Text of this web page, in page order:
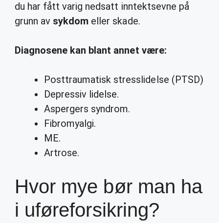
du har fått varig nedsatt inntektsevne på
grunn av sykdom eller skade.
Diagnosene kan blant annet være:
Posttraumatisk stresslidelse (PTSD)
Depressiv lidelse.
Aspergers syndrom.
Fibromyalgi.
ME.
Artrose.
Hvor mye bør man ha
i uføreforsikring?